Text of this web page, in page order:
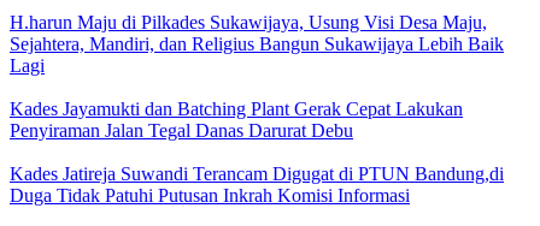
H.harun Maju di Pilkades Sukawijaya, Usung Visi Desa Maju,
Sejahtera, Mandiri, dan Religius Bangun Sukawijaya Lebih Baik
Lagi
Kades Jayamukti dan Batching Plant Gerak Cepat Lakukan
Penyiraman Jalan Tegal Danas Darurat Debu
Kades Jatireja Suwandi Terancam Digugat di PTUN Bandung,di
Duga Tidak Patuhi Putusan Inkrah Komisi Informasi